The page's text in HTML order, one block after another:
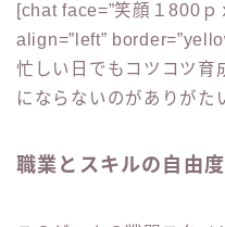
[chat face=”笑顔１800ｐ
align=”left”
忙しい日でもコツコツ育
にならないのがありがた
職業とスキルの自由